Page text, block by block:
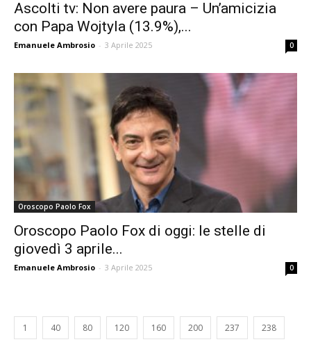
Ascolti tv: Non avere paura – Un’amicizia
con Papa Wojtyla (13.9%),...
Emanuele Ambrosio - 3 Aprile 2025 0
Oroscopo Paolo Fox
Oroscopo Paolo Fox di oggi: le stelle di
giovedì 3 aprile...
Emanuele Ambrosio - 3 Aprile 2025 0
1 40 80 120 160 200 237 238